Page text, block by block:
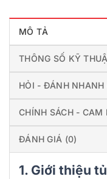
MÔ TẢ
THÔNG SỐ KỸ
HỎI - ĐÁNH NHANH
CHÍNH SÁCH - CAM
ĐÁNH GIÁ (0)
1. Giới thiệu